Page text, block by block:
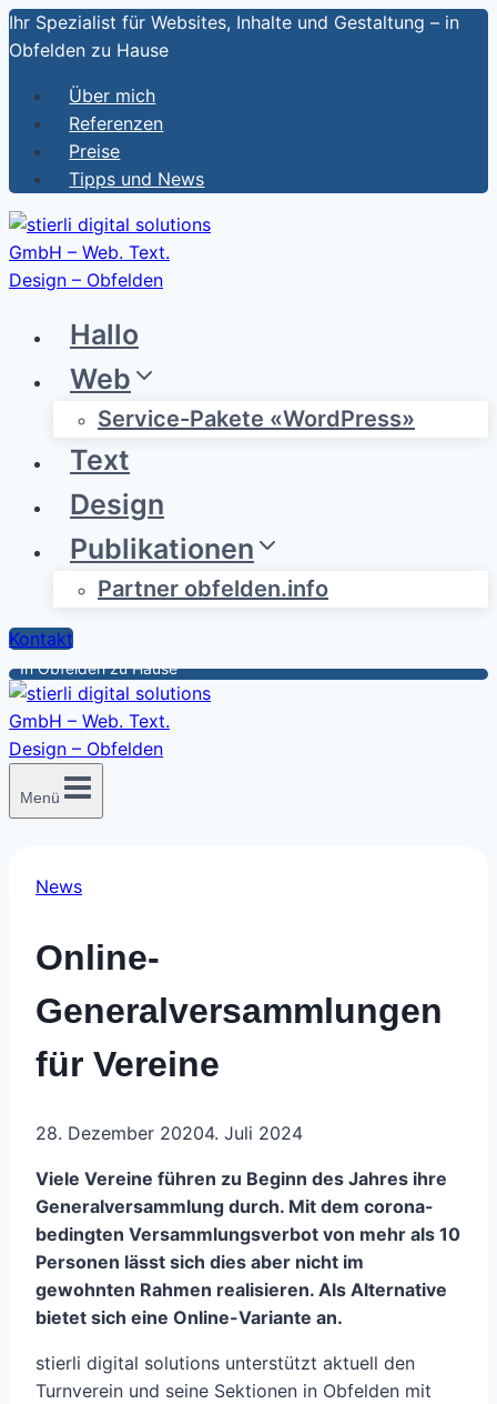
Zum
Inhalt
Ihr Spezialist für Websites, Inhalte und Gestaltung – in
Obfelden zu Hause
Über mich
Referenzen
Preise
Tipps und News
Hallo
Web
Service-Pakete «WordPress»
Text
Design
Publikationen
Partner obfelden.info
Kontakt
In Obfelden zu Hause
Menü
News
Online-
Generalversammlungen
für Vereine
28. Dezember 20204. Juli 2024
Viele Vereine führen zu Beginn des Jahres ihre
Generalversammlung durch. Mit dem corona-
bedingten Versammlungsverbot von mehr als 10
Personen lässt sich dies aber nicht im
gewohnten Rahmen realisieren. Als Alternative
bietet sich eine Online-Variante an.
stierli digital solutions unterstützt aktuell den
Turnverein und seine Sektionen in Obfelden mit